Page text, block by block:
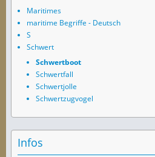
Maritimes
maritime Begriffe - Deutsch
S
Schwert
Schwertboot
Schwertfall
Schwertjolle
Schwertzugvogel
Infos